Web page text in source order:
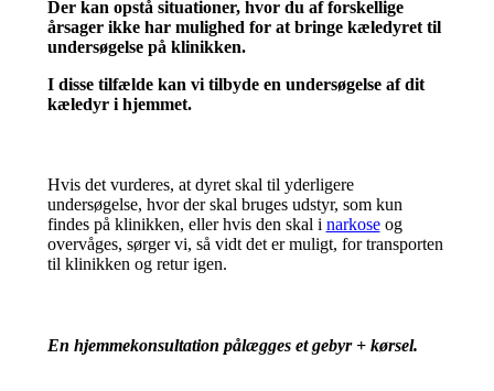
Der kan opstå situationer, hvor du af forskellige
årsager ikke har mulighed for at bringe kæledyret til
undersøgelse på klinikken.
I disse tilfælde kan vi tilbyde en undersøgelse af dit
kæledyr i hjemmet.
Hvis det vurderes, at dyret skal til yderligere
undersøgelse, hvor der skal bruges udstyr, som kun
findes på klinikken, eller hvis den skal i narkoseog
overvåges, sørger vi, så vidt det er muligt, for transporten
til klinikken og retur igen.
En hjemmekonsultation pålægges et gebyr + kørsel.